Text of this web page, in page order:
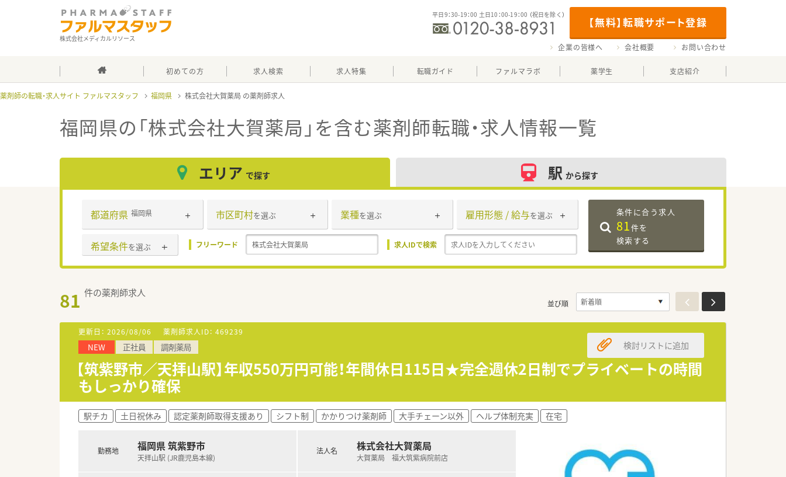
株式会社メディカルリソース
【無料】転職サポート登録
平日9：30-19：00 土日10：00-19：00 （祝日を除く）
企業の皆様へ 会社概要 お問い合わせ
初めての方 求人検索 求人特集 転職ガイド ファルマラボ 薬学生 支店紹介
薬剤師の転職・求人サイト ファルマスタッフ 福岡県 株式会社大賀薬局
福岡県の「株式会社大賀薬局」 を含む薬剤師転職・求人情報一覧
エリア で探す 駅 から探す
都道府県 福岡県 市区町村を選ぶ 業種を選ぶ 雇用形態 / 給与を選ぶ
希望条件を選ぶ フリーワード 求人IDで検索
条件に合う求人
81件を
検索する
81 件の薬剤師求人
並び順
更新日： 2026/08/06 薬剤師求人ID： 469239
NEW 正社員 調剤薬局
【筑紫野市／天拝山駅】年収550万円可能！年間休日115日★完全週休2日制でプライベートの時間
もしっかり確保
検討リストに追加
駅チカ 土日祝休み 認定薬剤師取得支援あり シフト制 かかりつけ薬剤師 大手チェーン以外 ヘルプ体制充実 在宅
勤務地 福岡県 筑紫野市
天拝山駅 (JR鹿児島本線)
法人名 株式会社大賀薬局
大賀薬局 福大筑紫病院前店